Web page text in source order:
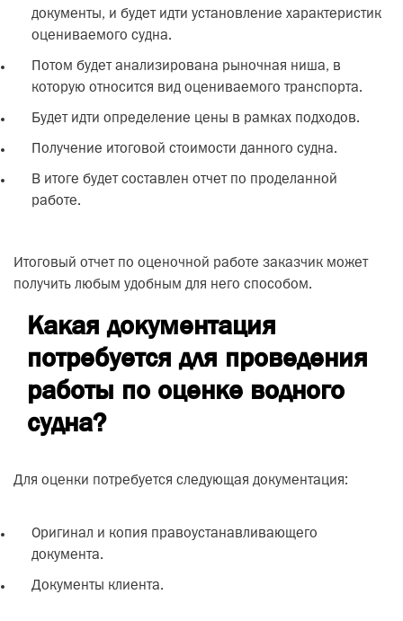
документы, и будет идти установление характеристик
оцениваемого судна.
Потом будет анализирована рыночная ниша, в
которую относится вид оцениваемого транспорта.
Будет идти определение цены в рамках подходов.
Получение итоговой стоимости данного судна.
В итоге будет составлен отчет по проделанной
работе.
Итоговый отчет по оценочной работе заказчик может
получить любым удобным для него способом.
Какая документация
потребуется для проведения
работы по оценке водного
судна?
Для оценки потребуется следующая документация:
Оригинал и копия правоустанавливающего
документа.
Документы клиента.